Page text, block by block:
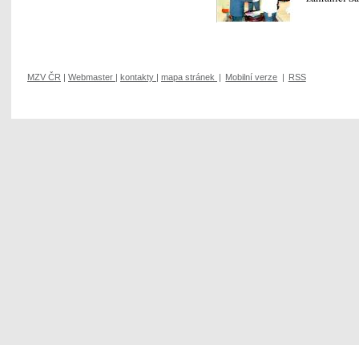
MZV ČR | Webmaster | kontakty | mapa stránek | Mobilní verze | RSS